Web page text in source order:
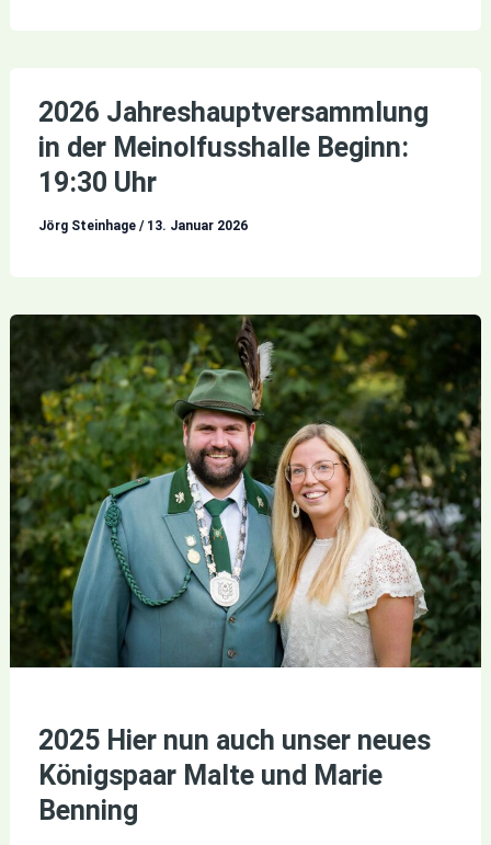
2026 Jahreshauptversammlung
in der Meinolfusshalle Beginn:
19:30 Uhr
Jörg Steinhage / 13. Januar 2026
2025 Hier nun auch unser neues
Königspaar Malte und Marie
Benning